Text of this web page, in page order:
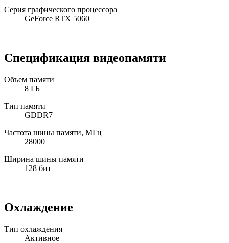
Серия графического процессора
GeForce RTX 5060
Спецификация видеопамяти
Объем памяти
8 ГБ
Тип памяти
GDDR7
Частота шины памяти, МГц
28000
Ширина шины памяти
128 бит
Охлаждение
Тип охлаждения
Активное